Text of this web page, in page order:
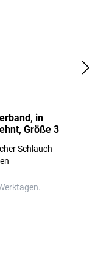
in
Größe 3
Schlauch